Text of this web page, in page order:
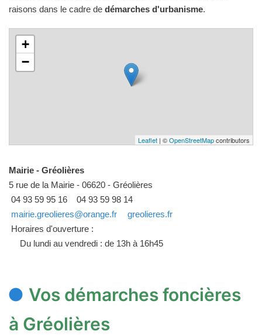
raisons dans le cadre de démarches d'urbanisme.
+
−
Leaflet | ©OpenStreetMapcontributors
Mairie - Gréolières
5 rue de la Mairie - 06620 - Gréolières
04 93 59 95 16
04 93 59 98 14
mairie.greolieres@orange.fr
greolieres.fr
Horaires d'ouverture :
Du lundi au vendredi : de 13h à 16h45
Vos démarches foncières
à Gréolières